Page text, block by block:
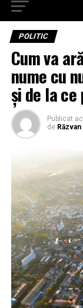
POLITIC
Cum va
nume cu
și de la
Publicat
de